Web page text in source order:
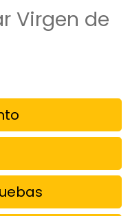
Virgen de